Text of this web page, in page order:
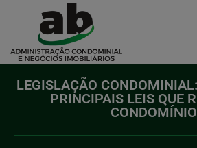
LEGISLAÇÃO
PRINCIPAIS LEIS QUE
CONDOMÍNIO